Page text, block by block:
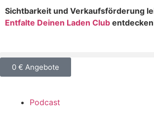
Sichtbarkeit und Verkaufsförderung
Entfalte Deinen Laden Club
0 € Angebote
Podcast